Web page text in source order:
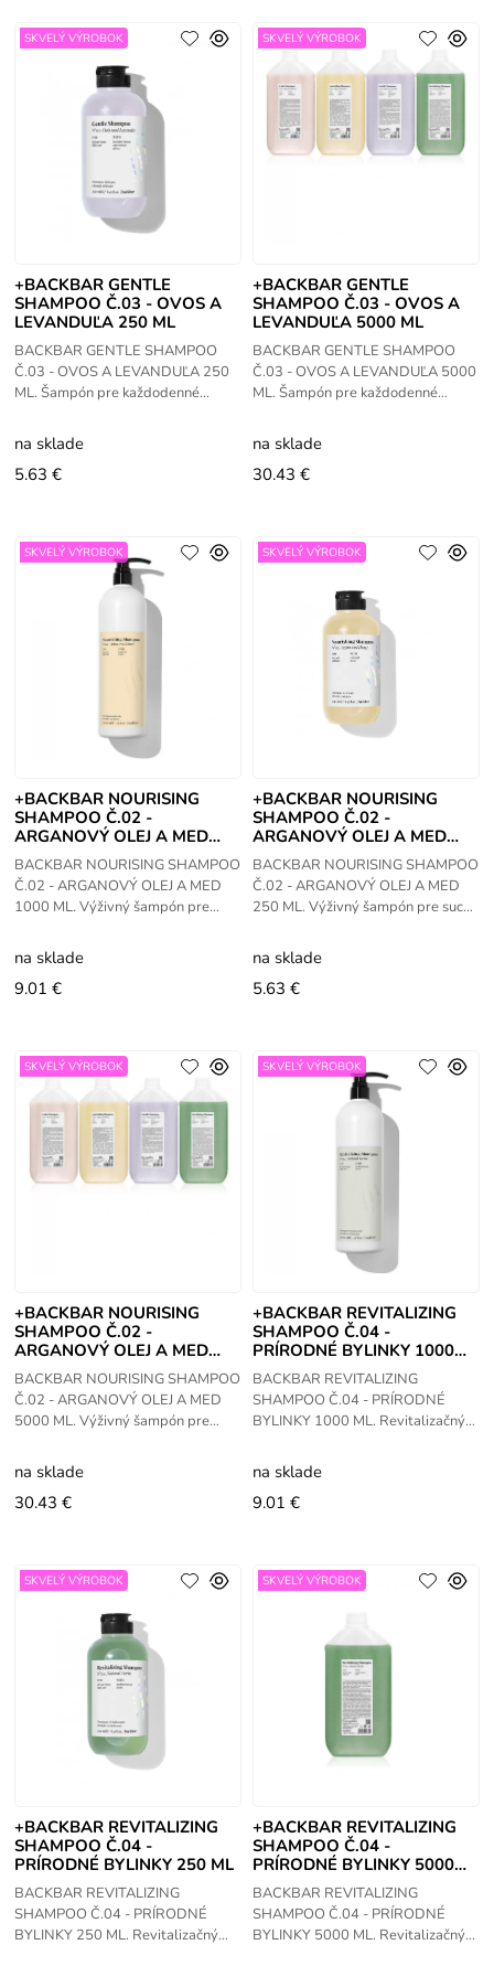
+BACKBAR GENTLE
SHAMPOO Č.03 - OVOS A
LEVANDUĽA 250 ML
BACKBAR GENTLE SHAMPOO
Č.03 - OVOS A LEVANDUĽA 250
ML. Šampón pre každodenné
Obsahuje ovos a levanduľu,
prírodné prísady
SKVELÝ VÝROBOK
na sklade
5.63 €
+BACKBAR GENTLE
SHAMPOO Č.03 - OVOS A
LEVANDUĽA 5000 ML
BACKBAR GENTLE SHAMPOO
Č.03 - OVOS A LEVANDUĽA 5000
ML. Šampón pre každodenné
Obsahuje ovos a levanduľu,
prírodné prísady
SKVELÝ VÝROBOK
na sklade
30.43 €
+BACKBAR NOURISING
SHAMPOO Č.02 -
ARGANOVÝ OLEJ A MED
1000 ML
BACKBAR NOURISING SHAMPOO
Č.02 - ARGANOVÝ OLEJ A MED
1000 ML. Výživný šampón pre
špeciálny: Obohatený vzácnym
arganovým
SKVELÝ VÝROBOK
na sklade
9.01 €
+BACKBAR NOURISING
SHAMPOO Č.02 -
ARGANOVÝ OLEJ A MED
250 ML
BACKBAR NOURISING SHAMPOO
Č.02 - ARGANOVÝ OLEJ A MED
250 ML. Výživný šampón pre suché
Obohatený vzácnym arganovým
SKVELÝ VÝROBOK
na sklade
5.63 €
+BACKBAR NOURISING
SHAMPOO Č.02 -
ARGANOVÝ OLEJ A MED
5000 ML
BACKBAR NOURISING SHAMPOO
Č.02 - ARGANOVÝ OLEJ A MED
5000 ML. Výživný šampón pre
špeciálny: Obohatený vzácnym
arganovým
SKVELÝ VÝROBOK
na sklade
30.43 €
+BACKBAR REVITALIZING
SHAMPOO Č.04 -
PRÍRODNÉ BYLINKY 1000
ML
BACKBAR REVITALIZING
SHAMPOO Č.04 - PRÍRODNÉ
BYLINKY 1000 ML. Revitalizačný
6.8) pre všetky typy vlasov. Prečo
je
SKVELÝ VÝROBOK
na sklade
9.01 €
+BACKBAR REVITALIZING
SHAMPOO Č.04 -
PRÍRODNÉ BYLINKY 250 ML
BACKBAR REVITALIZING
SHAMPOO Č.04 - PRÍRODNÉ
BYLINKY 250 ML. Revitalizačný
SKVELÝ VÝROBOK
+BACKBAR REVITALIZING
SHAMPOO Č.04 -
PRÍRODNÉ BYLINKY 5000
ML
BACKBAR REVITALIZING
SHAMPOO Č.04 - PRÍRODNÉ
BYLINKY 5000 ML. Revitalizačný
SKVELÝ VÝROBOK